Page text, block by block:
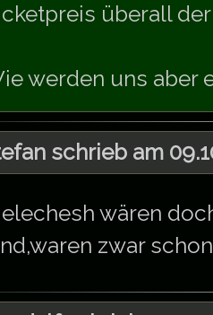
überall
werden uns aber
schrieb am
wären
zwar